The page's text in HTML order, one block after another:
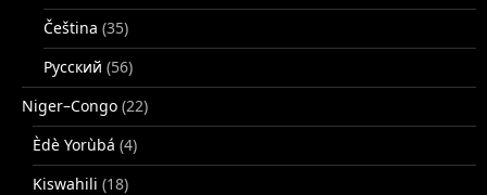
Čeština (35)
Русский (56)
Niger–Congo (22)
Èdè Yorùbá (4)
Kiswahili (18)